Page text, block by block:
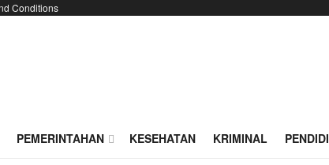
Conditions
PEMERINTAHAN KESEHATAN KRIMINAL